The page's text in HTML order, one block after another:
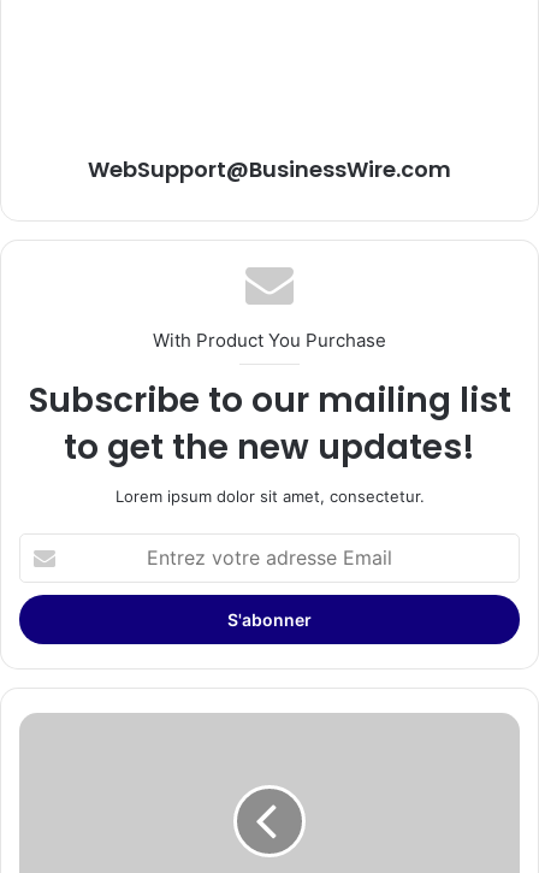
WebSupport@BusinessWire.com
With Product You Purchase
Subscribe to our mailing list
to get the new updates!
Lorem ipsum dolor sit amet, consectetur.
votre
adresse
Email
Le